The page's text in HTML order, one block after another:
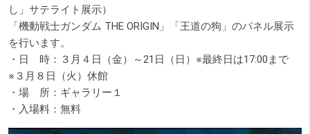
し」サテライト展示）
「機動戦士ガンダム THE ORIGIN」「王道の狗」のパネル展示
を行います。
・日 時：３月４日（金）～21日（日）※最終日は17:00まで
※３月８日（火）休館
・場 所：ギャラリー１
・入場料：無料